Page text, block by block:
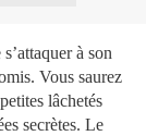
à son
Vous saurez
lâchetés
secrètes. Le